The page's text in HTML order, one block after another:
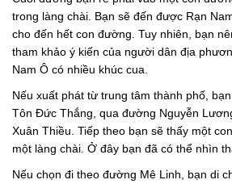
trong làng chài. Bạn sẽ đến được Rạn
cho đến hết con đường. Tuy nhiên, bạn
tham khảo ý kiến ​​của người dân địa
Nam Ô có nhiều khúc cua.
Nếu xuất phát từ trung tâm thành phố,
Tôn Đức Thắng, qua đường Nguyễn
Xuân Thiều. Tiếp theo bạn sẽ thấy một
một làng chài. Ở đây bạn đã có thể nhìn
Nếu chọn đi theo đường Mê Linh, bạn di